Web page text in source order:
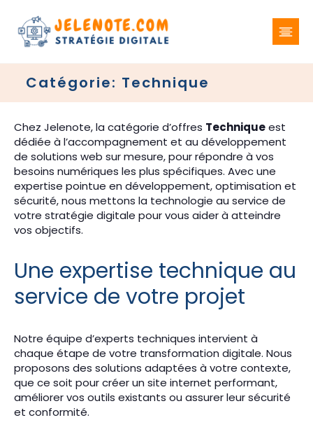
Catégorie: Technique
Chez Jelenote, la catégorie d’offres Techniqueest
dédiée à l’accompagnement et au développement
de solutions web sur mesure, pour répondre à vos
besoins numériques les plus spécifiques. Avec une
expertise pointue en développement, optimisation et
sécurité, nous mettons la technologie au service de
votre stratégie digitale pour vous aider à atteindre
vos objectifs.
Une expertise technique au
service de votre projet
Notre équipe d’experts techniques intervient à
chaque étape de votre transformation digitale. Nous
proposons des solutions adaptées à votre contexte,
que ce soit pour créer un site internet performant,
améliorer vos outils existants ou assurer leur sécurité
et conformité.